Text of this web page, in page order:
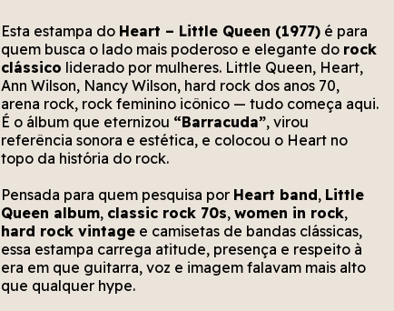
escrito?
alguns segundos.
novamente em alguns segundos.
Esta estampa do Heart – Little Queen (1977) é para
quem busca o lado mais poderoso e elegante do rock
clássico liderado por mulheres. Little Queen, Heart,
Ann Wilson, Nancy Wilson, hard rock dos anos 70,
arena rock, rock feminino icônico — tudo começa aqui.
É o álbum que eternizou “Barracuda”, virou
referência sonora e estética, e colocou o Heart no
topo da história do rock.
Pensada para quem pesquisa por Heart band, Little
Queen album, classic rock 70s, women in rock,
hard rock vintage e camisetas de bandas clássicas,
essa estampa carrega atitude, presença e respeito à
era em que guitarra, voz e imagem falavam mais alto
que qualquer hype.